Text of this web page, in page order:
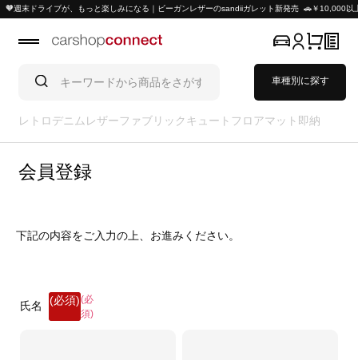
ブが、もっと楽しみになる｜ビーガンレザーのsandiiガレット新発売 🚗￥10,000以上ご購入で
車種別に探す
レトロ デニム レザーファブリック キュート フロアマット 即納
会員登録
下記の内容をご入力の上、お進みください。
氏名
(必
須)